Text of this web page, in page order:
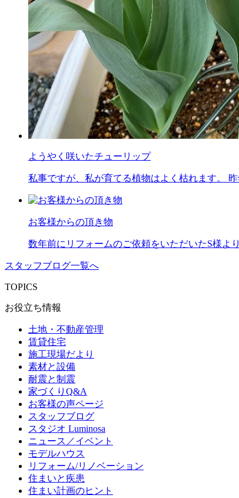
ようやく咲いたチューリップ
私事ですが、私が育てる植物はよく枯れます。
お客様からの頂き物
数年前にリフォームのご依頼をいただいたS様よ
スタッフブログ一覧へ
TOPICS
お役立ち情報
土地・不動産管理
賃貸住宅
施工現場だより
素材と設備
耐震と制震
家づくりQ&A
お客様の声ページ
スタッフブログ
スタジオ Luminosa
ニュース／イベント
モデルハウス
リフォーム/リノベーション
住まいと疾患
住まい計画のヒント